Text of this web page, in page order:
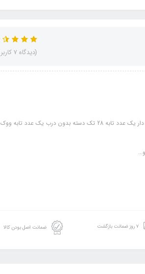
(دیدگاه 7 کاربر)
۷ روز ضمانت بازگشت ضمانت اصل بودن کالا